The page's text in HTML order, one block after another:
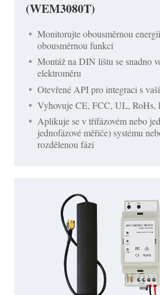
(WEM3080T)
Monitorujte obousměrnou
obousměrnou funkcí
Montáž na DIN lištu se snadno
elektroměru
Otevřené API pro integraci s
Vyhovuje CE, FCC, UL, RoHs,
Aplikuje se v třífázovém nebo
jednofázové měřiče) systému
rozdělenou fází